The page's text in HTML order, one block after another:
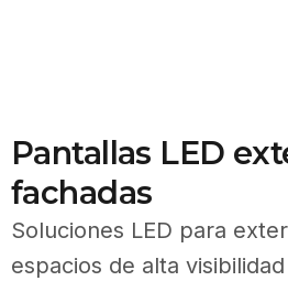
Pantallas LED
fachadas
Soluciones LED para
espacios de alta